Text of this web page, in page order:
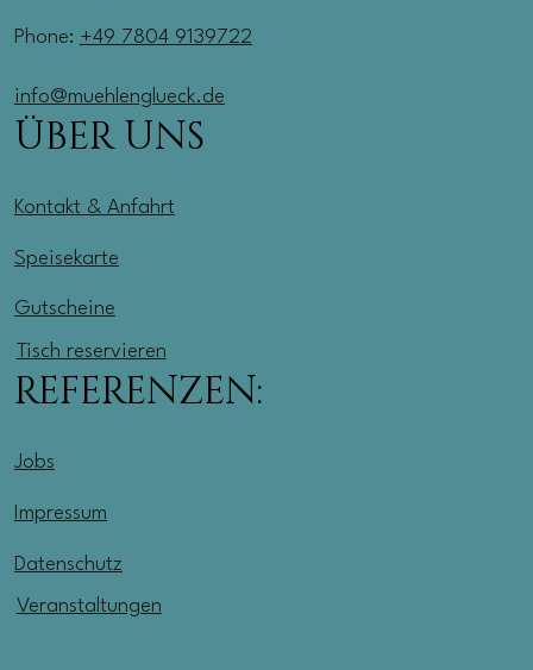
Phone: +49 7804 9139722
info@muehlenglueck.de
ÜBER UNS
Kontakt & Anfahrt
Speisekarte
Gutscheine
Tisch reservieren
REFERENZEN:
Jobs
Impressum
Datenschutz
Veranstaltungen